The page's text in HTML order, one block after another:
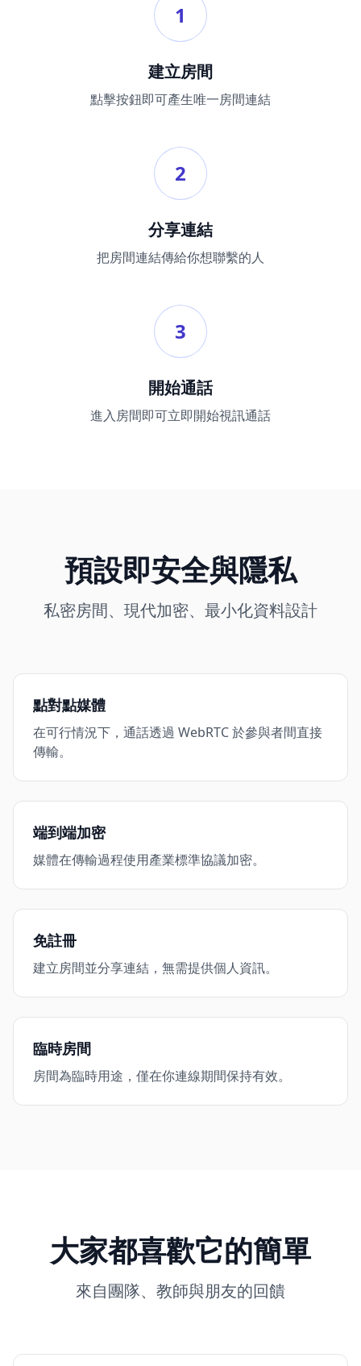
1
建立房間
點擊按鈕即可產生唯一房間連結
2
分享連結
把房間連結傳給你想聯繫的人
3
開始通話
進入房間即可立即開始視訊通話
預設即安全與隱私
私密房間、現代加密、最小化資料設計
點對點媒體
在可行情況下，通話透過 WebRTC 於參與者間直接
傳輸。
端到端加密
媒體在傳輸過程使用產業標準協議加密。
免註冊
建立房間並分享連結，無需提供個人資訊。
臨時房間
房間為臨時用途，僅在你連線期間保持有效。
大家都喜歡它的簡單
來自團隊、教師與朋友的回饋